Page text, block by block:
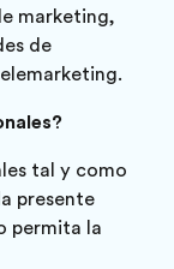
marketing,
de
tal y como
presente
permita la